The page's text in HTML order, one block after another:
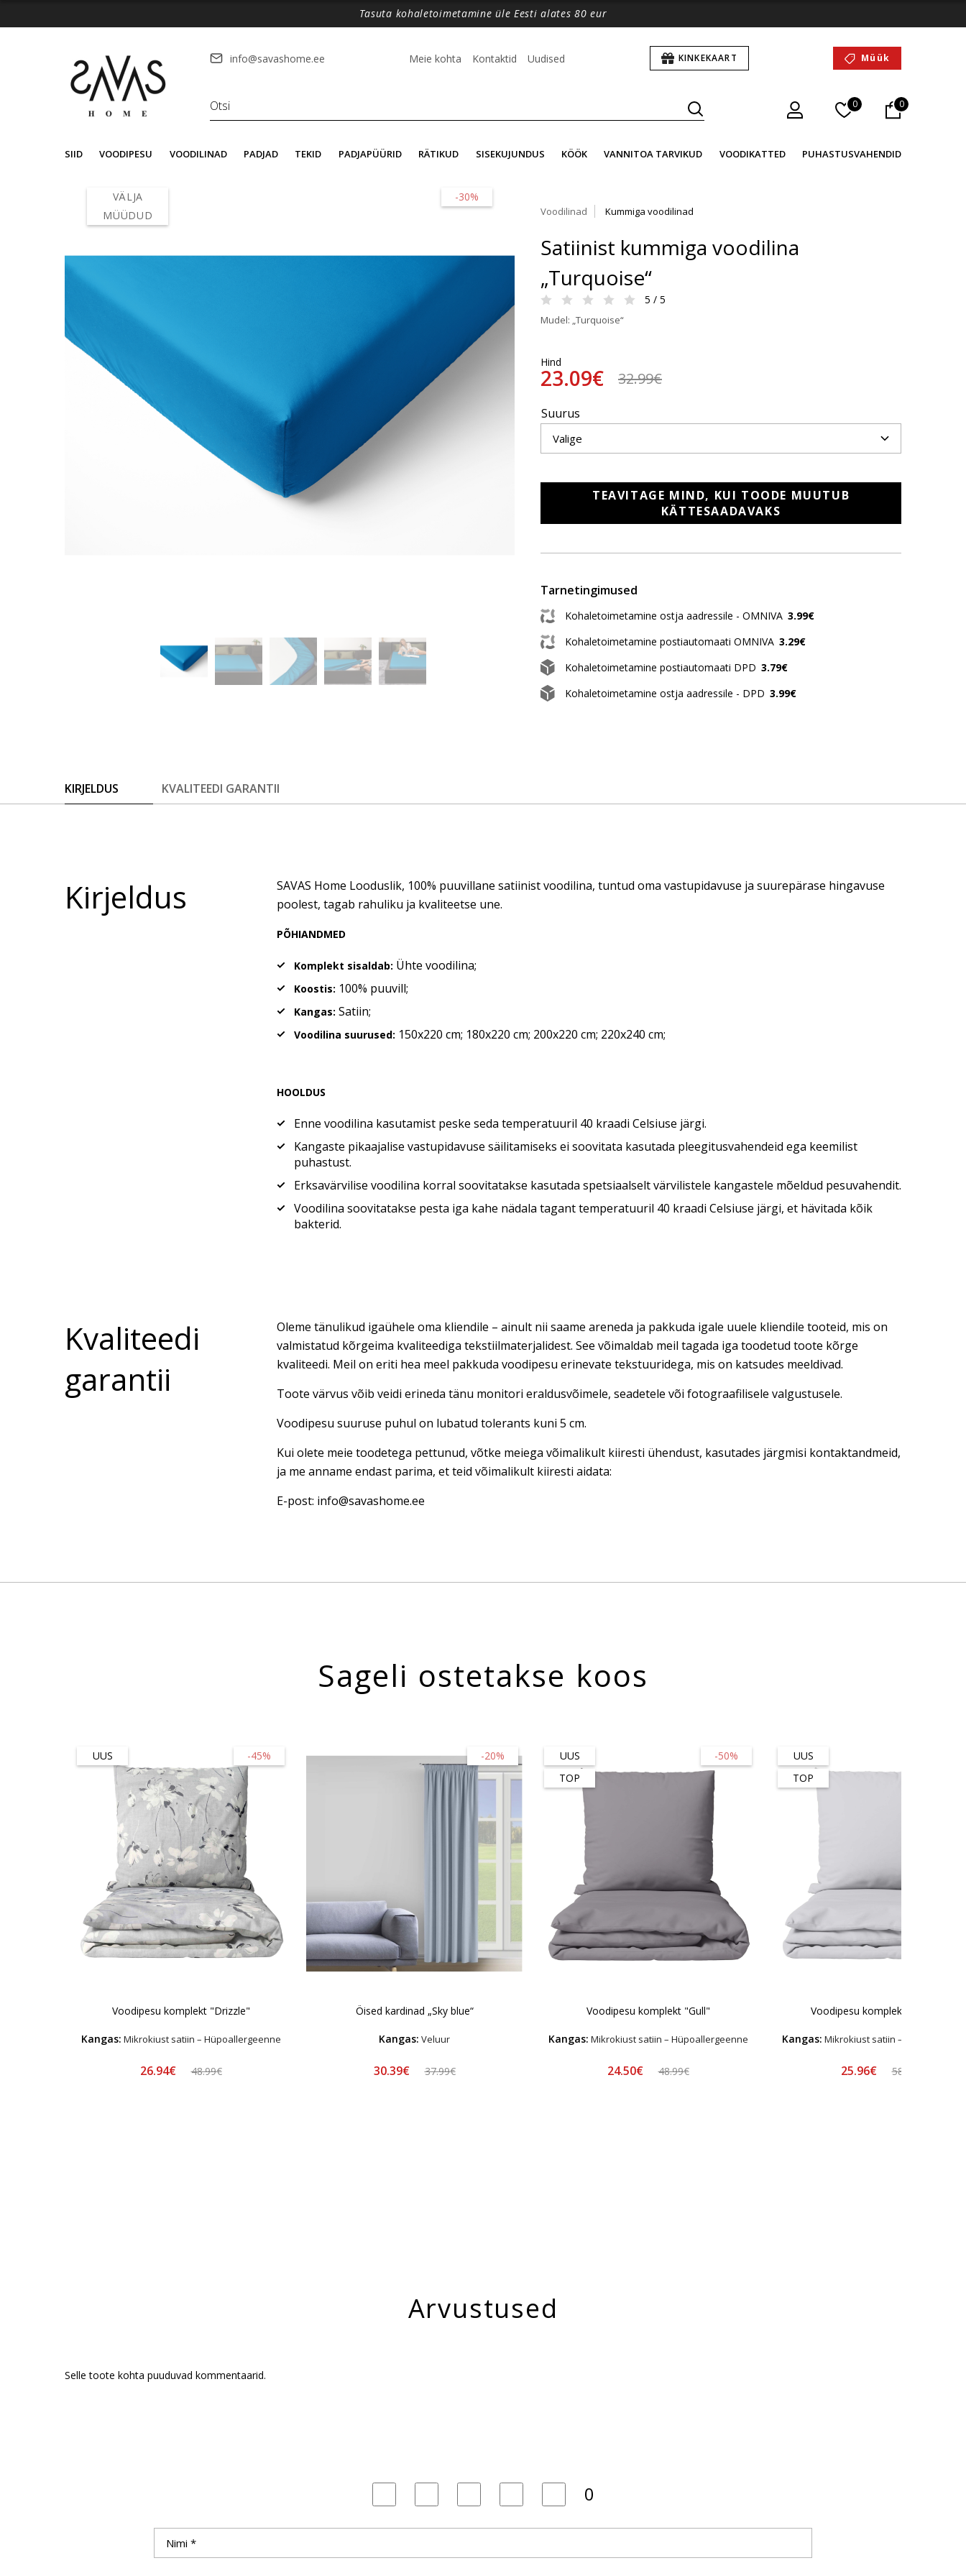
Tasuta kohaletoimetamine üle Eesti alates 80 eur
info@savashome.ee Meie kohta Kontaktid Uudised KINKEKAART Müük
0 0
SIID VOODIPESU VOODILINAD PADJAD TEKID PADJAPÜÜRID RÄTIKUD SISEKUJUNDUS KÖÖK VANNITOA TARVIKUD VOODIKATTED PUHASTUSVAHENDID
-30%
VÄLJA
MÜÜDUD
Voodilinad Kummiga voodilinad
Satiinist kummiga voodilina
„Turquoise“
5 / 5
Mudel: „Turquoise“
Hind
23.09€ 32.99€
Suurus
TEAVITAGE MIND, KUI TOODE MUUTUB
KÄTTESAADAVAKS
Tarnetingimused
Kohaletoimetamine ostja aadressile - OMNIVA 3.99€
Kohaletoimetamine postiautomaati OMNIVA 3.29€
Kohaletoimetamine postiautomaati DPD 3.79€
Kohaletoimetamine ostja aadressile - DPD 3.99€
KIRJELDUS KVALITEEDI GARANTII
Kirjeldus
SAVAS Home Looduslik, 100% puuvillane satiinist voodilina, tuntud oma vastupidavuse ja suurepärase hingavuse
poolest, tagab rahuliku ja kvaliteetse une.
PÕHIANDMED
Komplekt sisaldab: Ühte voodilina;
Koostis: 100% puuvill;
Kangas: Satiin;
Voodilina suurused: 150x220 cm; 180x220 cm; 200x220 cm; 220x240 cm;
HOOLDUS
Enne voodilina kasutamist peske seda temperatuuril 40 kraadi Celsiuse järgi.
Kangaste pikaajalise vastupidavuse säilitamiseks ei soovitata kasutada pleegitusvahendeid ega keemilist
puhastust.
Erksavärvilise voodilina korral soovitatakse kasutada spetsiaalselt värvilistele kangastele mõeldud pesuvahendit.
Voodilina soovitatakse pesta iga kahe nädala tagant temperatuuril 40 kraadi Celsiuse järgi, et hävitada kõik
bakterid.
Kvaliteedi
garantii
Oleme tänulikud igaühele oma kliendile – ainult nii saame areneda ja pakkuda igale uuele kliendile tooteid, mis on
valmistatud kõrgeima kvaliteediga tekstiilmaterjalidest. See võimaldab meil tagada iga toodetud toote kõrge
kvaliteedi. Meil on eriti hea meel pakkuda voodipesu erinevate tekstuuridega, mis on katsudes meeldivad.
Toote värvus võib veidi erineda tänu monitori eraldusvõimele, seadetele või fotograafilisele valgustusele.
Voodipesu suuruse puhul on lubatud tolerants kuni 5 cm.
Kui olete meie toodetega pettunud, võtke meiega võimalikult kiiresti ühendust, kasutades järgmisi kontaktandmeid,
ja me anname endast parima, et teid võimalikult kiiresti aidata:
E-post: info@savashome.ee
Sageli ostetakse koos
-45%
UUS
Voodipesu komplekt "Drizzle"
Kangas: Mikrokiust satiin – Hüpoallergeenne
26.94€ 48.99€
-20%
Öised kardinad „Sky blue“
Kangas: Veluur
30.39€ 37.99€
-50%
UUS
TOP
Voodipesu komplekt "Gull"
Kangas: Mikrokiust satiin – Hüpoallergeenne
24.50€ 48.99€
UUS
TOP
Voodipesu komplekt "Nimbus"
Kangas: Mikrokiust satiin –
25.96€ 58.99€
Arvustused
Selle toote kohta puuduvad kommentaarid.
0